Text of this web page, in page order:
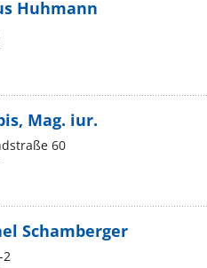
Huhmann
Mag. iur.
60
Schamberger
2